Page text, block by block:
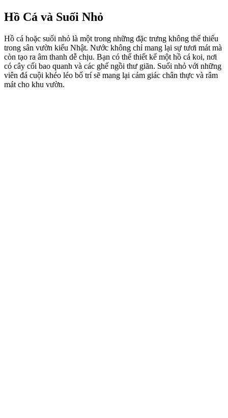
Hồ Cá và Suối Nhỏ
Hồ cá hoặc suối nhỏ là một trong những đặc trưng không thể thiếu
trong sân vườn kiểu Nhật. Nước không chỉ mang lại sự tươi mát mà
còn tạo ra âm thanh dễ chịu. Bạn có thể thiết kế một hồ cá koi, nơi
có cây cối bao quanh và các ghế ngồi thư giãn. Suối nhỏ với những
viên đá cuội khéo léo bố trí sẽ mang lại cảm giác chân thực và râm
mát cho khu vườn.